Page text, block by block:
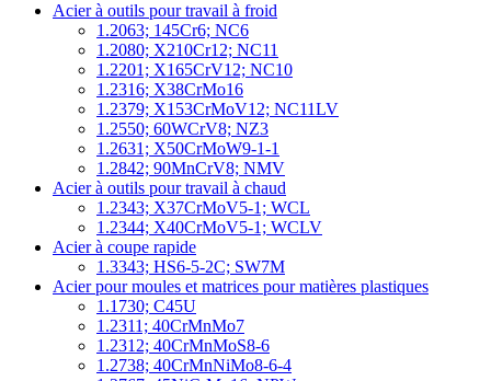
Acier à outils pour travail à froid
1.2063; 145Cr6; NC6
1.2080; X210Cr12; NC11
1.2201; X165CrV12; NC10
1.2316; X38CrMo16
1.2379; X153CrMoV12; NC11LV
1.2550; 60WCrV8; NZ3
1.2631; X50CrMoW9-1-1
1.2842; 90MnCrV8; NMV
Acier à outils pour travail à chaud
1.2343; X37CrMoV5-1; WCL
1.2344; X40CrMoV5-1; WCLV
Acier à coupe rapide
1.3343; HS6-5-2C; SW7M
Acier pour moules et matrices pour matières plastiques
1.1730; C45U
1.2311; 40CrMnMo7
1.2312; 40CrMnMoS8-6
1.2738; 40CrMnNiMo8-6-4